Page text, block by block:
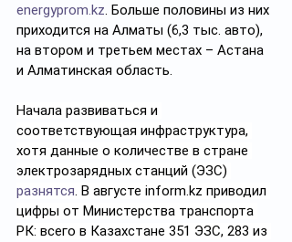
energyprom.kz. Больше половины из них
приходится на Алматы (6,3 тыс. авто),
на втором и третьем местах – Астана
и Алматинская область.
Начала развиваться и
соответствующая инфраструктура,
хотя данные о количестве в стране
электрозарядных станций (ЭЗС)
разнятся. В августе inform.kz приводил
цифры от Министерства транспорта
РК: всего в Казахстане 351 ЭЗС, 283 из